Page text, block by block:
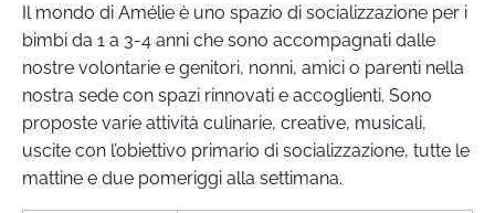
Il mondo di Amélie è uno spazio di socializzazione per i
bimbi da 1 a 3-4 anni che sono accompagnati dalle
nostre volontarie e genitori, nonni, amici o parenti nella
nostra sede con spazi rinnovati e accoglienti. Sono
proposte varie attività culinarie, creative, musicali,
uscite con l’obiettivo primario di socializzazione, tutte le
mattine e due pomeriggi alla settimana.